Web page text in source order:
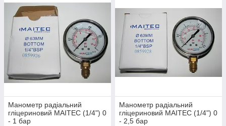
Манометр радіальний
гліцериновий MAITEC (1/4") 0
- 1 бар
Манометр радіальний
гліцериновий MAITEC (1/4") 0
- 2,5 бар